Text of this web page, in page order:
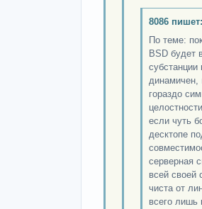
8086
По теме:
BSD будет
динамичен,
гораздо
если чуть
десктопе
серверная
всей своей
чиста от
всего лишь